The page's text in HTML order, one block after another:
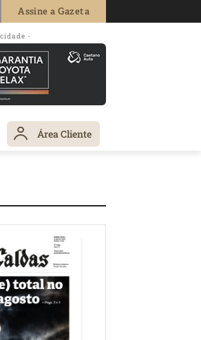
Assine a Gazeta
-
Área Cliente